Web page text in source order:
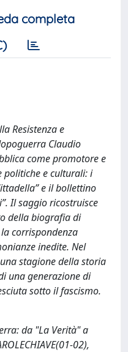
completa
Resistenza e
Claudio
come promotore e
politiche e culturali: i
e il bollettino
Il saggio ricostruisce
della biografia di
corrispondenza
inedite. Nel
stagione della storia
una generazione di
sotto il fascismo.
da "La Verità" a
02),